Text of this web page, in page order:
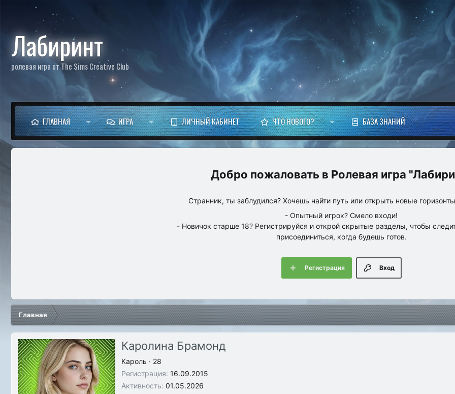
Лабиринт
ролевая игра от The Sims Creative Club
ГЛАВНАЯ ИГРА ЛИЧНЫЙ КАБИНЕТ ЧТО НОВОГО? БАЗА ЗНАНИЙ
Ролевая игра
Странник, ты заблудился? Хочешь найти путь или открыть новые
- Опытный игрок? Смело входи!
- Новичок старше 18? Регистрируйся и открой скрытые разделы, чтобы
присоединиться, когда будешь готов.
Вход
Регистрация
Главная
Каролина Брамонд
Кароль · 28
Регистрация 16.09.2015
Активность 01.05.2026